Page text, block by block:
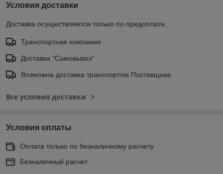
Условия доставки
Доставка осуществляется только по предоплате.
Транспортная компания
Доставка "Самовывоз"
Возможна доставка транспортом Поставщика
Все условия доставки
Условия оплаты
Оплата только по безналичному расчету
Безналичный расчет